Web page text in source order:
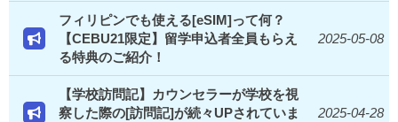
フィリピンでも使える[eSIM]って何？
【CEBU21限定】留学申込者全員もらえ
る特典のご紹介！
2025-05-08
【学校訪問記】カウンセラーが学校を視
察した際の[訪問記]が続々UPされていま
2025-04-28